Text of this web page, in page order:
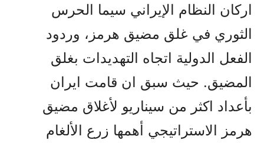
اركان النظام الإيراني سيما الحرس
الثوري في غلق مضيق هرمز، وردود
الفعل الدولية اتجاه التهديدات بغلق
المضيق. حيث سبق ان قامت ايران
بأعداد اكثر من سيناريو لأغلاق مضيق
هرمز الاستراتيجي أهمها زرع الألغام